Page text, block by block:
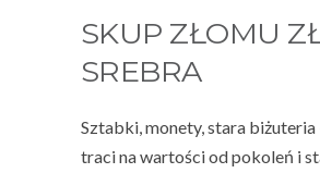
SKUP ZŁOMU
SREBRA
Sztabki, monety, stara biżuteria
traci na wartości od pokoleń i